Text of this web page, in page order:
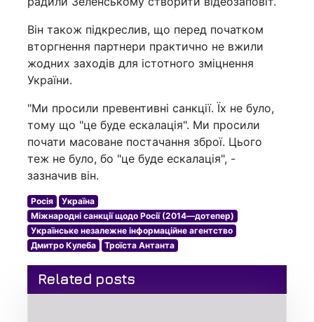
Він також підкреслив, що перед початком
вторгнення партнери практично не вжили
жодних заходів для істотного зміцнення
України.
"Ми просили превентивні санкції. Їх не було,
тому що "це буде ескалація". Ми просили
почати масоване постачання зброї. Цього
теж не було, бо "це буде ескалація", -
зазначив він.
Росія
Україна
Міжнародні санкції щодо Росії (2014—дотепер)
Українське незалежне інформаційне агентство
Дмитро Кулеба
Троїста Антанта
Related posts